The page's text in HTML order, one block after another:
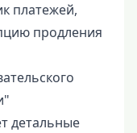
платежей,
продления
детальные